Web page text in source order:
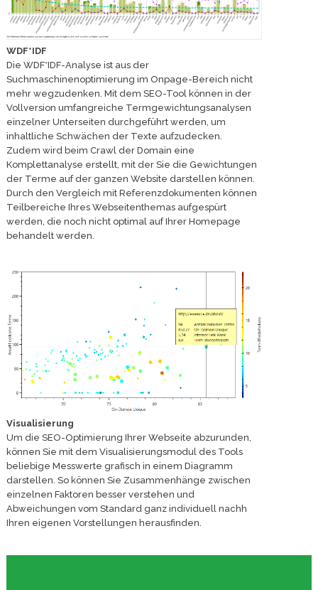
WDF*IDF
Die WDF*IDF-Analyse ist aus der
Suchmaschinenoptimierung im Onpage-Bereich nicht
mehr wegzudenken. Mit dem SEO-Tool können in der
Vollversion umfangreiche Termgewichtungsanalysen
einzelner Unterseiten durchgeführt werden, um
inhaltliche Schwächen der Texte aufzudecken.
Zudem wird beim Crawl der Domain eine
Komplettanalyse erstellt, mit der Sie die Gewichtungen
der Terme auf der ganzen Website darstellen können.
Durch den Vergleich mit Referenzdokumenten können
Teilbereiche Ihres Webseitenthemas aufgespürt
werden, die noch nicht optimal auf Ihrer Homepage
behandelt werden.
Visualisierung
Um die SEO-Optimierung Ihrer Webseite abzurunden,
können Sie mit dem Visualisierungsmodul des Tools
beliebige Messwerte grafisch in einem Diagramm
darstellen. So können Sie Zusammenhänge zwischen
einzelnen Faktoren besser verstehen und
Abweichungen vom Standard ganz individuell nachh
Ihren eigenen Vorstellungen herausfinden.